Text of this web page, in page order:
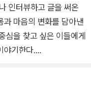
인터뷰하고 글을 써온
과 마음의 변화를 담아낸
심을 찾고 싶은 이들에게
야기한다.
지나던 시절 우연히
삶의 일부가 되었다. 저